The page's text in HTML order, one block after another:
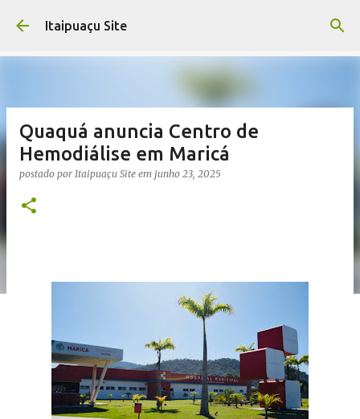
Pular para o conteúdo principal
Itaipuaçu Site
Quaquá anuncia Centro de
Hemodiálise em Maricá
postado por Itaipuaçu Site em junho 23, 2025